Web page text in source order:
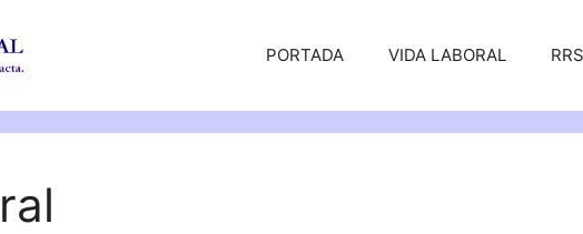
PORTADA VIDA LABORAL